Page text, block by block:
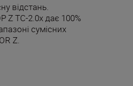
відстань.
TC-2.0x дає 100%
сумісних
Z.